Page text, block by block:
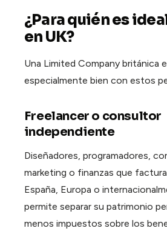
¿Para quién es
en UK?
Una Limited Company británica
especialmente bien con estos
Freelancer o consultor
independiente
Diseñadores, programadores,
marketing o finanzas que
España, Europa o
permite separar su patrimonio
menos impuestos sobre los